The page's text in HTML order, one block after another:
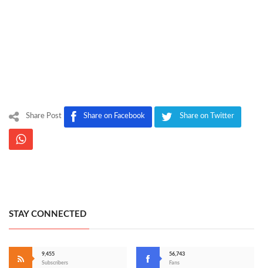
Share Post Share on Facebook Share on Twitter
STAY CONNECTED
9,455
Subscribers
56,743
Fans